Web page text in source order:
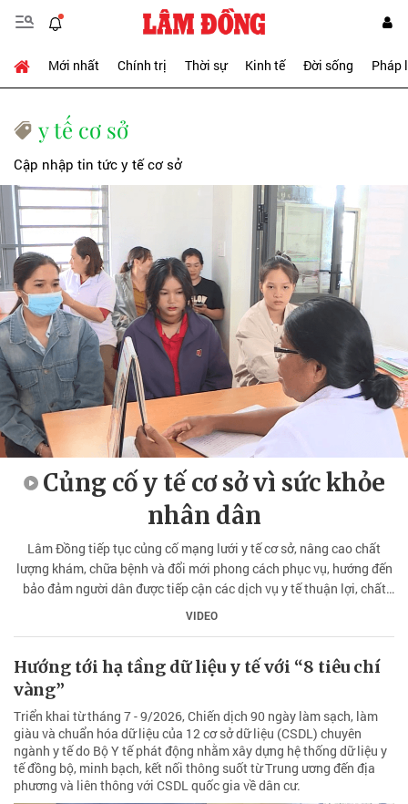
Mới nhất Chính trị Thời sự Kinh tế Đời sống Pháp
y tế cơ sở
Cập nhập tin tức y tế cơ sở
Củng cố y tế cơ sở vì sức khỏe
nhân dân
Lâm Đồng tiếp tục củng cố mạng lưới y tế cơ sở, nâng cao chất
lượng khám, chữa bệnh và đổi mới phong cách phục vụ, hướng đến
bảo đảm người dân được tiếp cận các dịch vụ y tế thuận lợi, chất
lượng ngay tại địa phương.
VIDEO
Hướng tới hạ tầng dữ liệu y tế với “8 tiêu chí
vàng”
Triển khai từ tháng 7 - 9/2026, Chiến dịch 90 ngày làm sạch, làm
giàu và chuẩn hóa dữ liệu của 12 cơ sở dữ liệu (CSDL) chuyên
ngành y tế do Bộ Y tế phát động nhằm xây dựng hệ thống dữ liệu y
tế đồng bộ, minh bạch, kết nối thông suốt từ Trung ương đến địa
phương và liên thông với CSDL quốc gia về dân cư.